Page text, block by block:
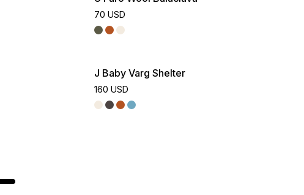
70 USD
J Baby Varg Shelter
160 USD